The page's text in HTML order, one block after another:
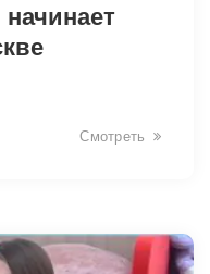
Смотреть